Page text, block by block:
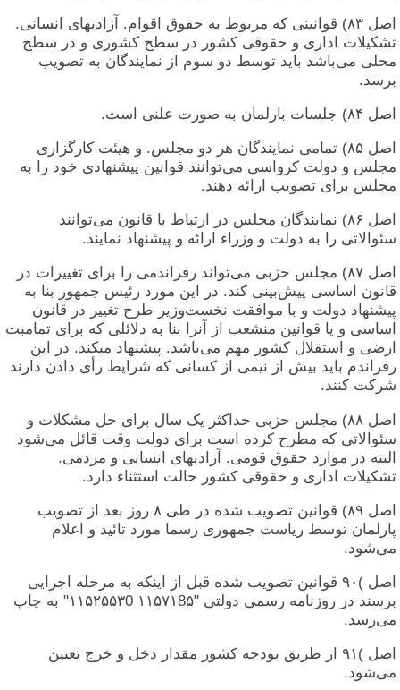
اصل ۸۳) قوانینی که مربوط به حقوق اقوام. آزادیهای انسانی.
تشکیلات اداری و حقوقی کشور در سطح کشوری و در سطح
محلی می‌باشد باید توسط دو سوم از نمایندگان به تصویب
برسد.
اصل ۸۴) جلسات بارلمان به صورت علنی است.
اصل ۸۵) تمامی نمایندگان هر دو مجلس. و هیئت کارگزاری
مجلس و دولت کرواسی می‌توانند قوانین پیشنهادی خود را به
مجلس برای تصویب ارائه دهند.
اصل ۸۶) نمایندگان مجلس در ارتباط با قانون می‌توانند
سئوالاتی را به دولت و وزراء ارائه و پیشنهاد نمایند.
اصل ۸۷) مجلس حزبی می‌تواند رفراندمی را برای تغییرات در
قانون اساسی پیش‌بینی کند. در این مورد رئیس جمهور بنا به
پیشنهاد دولت و با موافقت نخست‌وزیر طرح تغییر در قانون
اساسی و يا قوانین منشعب از آنرا بنا به دلائلی که برای تمامبت
ارضی و استقلال کشور مهم می‌باشد. پیشنهاد میکند. در این
رفراندم باید بیش از نیمی از کسانی که شرایط رأی دادن دارند
شرکت کنند.
اصل ۸۸) مجلس حزبی حداکثر یک سال برای حل مشکلات و
سئوالاتی که مطرح کرده است برای دولت وقت قائل می‌شود
البته در موارد حقوق قومی. آزادیهای انسانی و مردمی.
تشکیلات اداری و حقوقی کشور حالت استثناء دارد.
اصل ۸۹) قوانین تصویب شده در طی ۸ روز بعد از تصویب
پارلمان توسط ریاست جمهوری رسما مورد تائید و اعلام
می‌شود.
اصل ‎)٩۰‏ قوانین تصویب شده قبل از اينکه به مرحله اجرایی
برسند در روزنامه رسمی دولتی "۱۱۵۷۱8۵ ۱۱۵۲۵۵۳0" به چاپ
می‌رسد.
اصل ‎)٩۱‏ از طریق بودجه کشور مقدار دخل و خرج تعیین
می‌شود.